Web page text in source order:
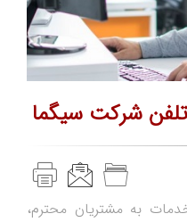
شركت سيگما
به مشتريان محترم،